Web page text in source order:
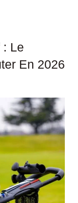
: Le
En 2026